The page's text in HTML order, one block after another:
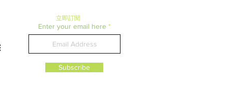
立即​訂閱
Enter your email here
Subscribe